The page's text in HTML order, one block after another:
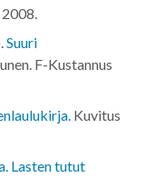
2008.
Suuri
F-Kustannus
Kuvitus
Lasten tutut